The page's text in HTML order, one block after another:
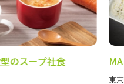
アの店舗メニューを中心
オ
ジ